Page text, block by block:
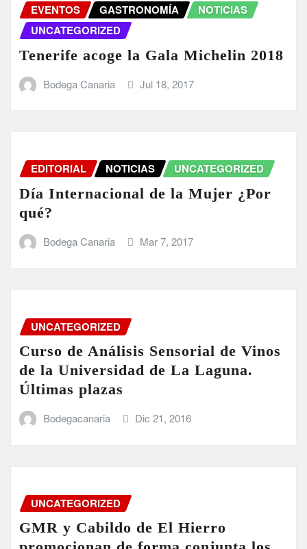
EVENTOS GASTRONOMÍA
NOTICIAS
UNCATEGORIZED
Tenerife acoge la Gala Michelin 2018
Bodega Canaria Jul 18, 2017
EDITORIAL NOTICIAS UNCATEGORIZED
Día Internacional de la Mujer ¿Por
qué?
Bodega Canaria Mar 7, 2017
UNCATEGORIZED
Curso de Análisis Sensorial de Vinos
de la Universidad de La Laguna.
Últimas plazas
Bodegacanaria Dic 21, 2016
UNCATEGORIZED
GMR y Cabildo de El Hierro